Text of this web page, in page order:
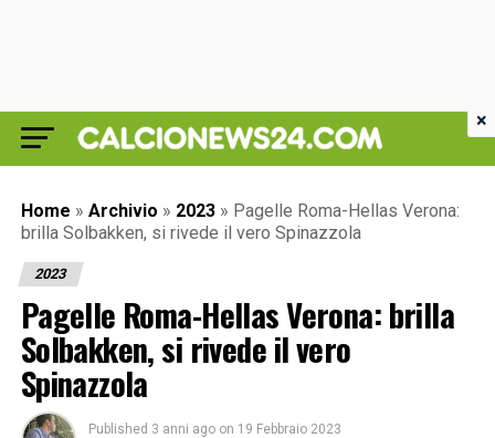
Home » Archivio » 2023 » Pagelle Roma-Hellas Verona:
brilla Solbakken, si rivede il vero Spinazzola
2023
Pagelle Roma-Hellas Verona: brilla
Solbakken, si rivede il vero
Spinazzola
Published 3 anni ago on 19 Febbraio 2023
×